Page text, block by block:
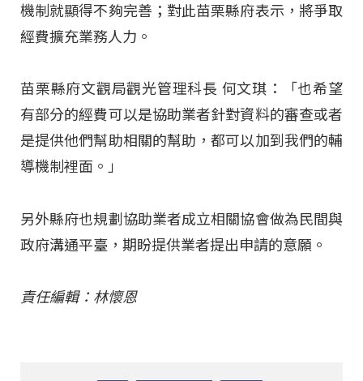
機制就顯得不夠完善；對此苗栗縣府表示，將爭取
經費擴充業務人力。
苗栗縣府文觀局觀光管理科長 何文琪：「也希望
有部分的經費可以是協助業者針對資料的審查或者
是提供他們幫助相關的幫助，都可以加到我們的輔
導機制裡面。」
另外縣府也規劃協助業者成立相關協會做為民間與
政府溝通平臺，期盼提供業者提出申請的意願。
責任編輯：林懷恩